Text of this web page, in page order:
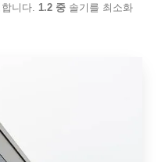
니다. 1.2 중솔기를 최소화